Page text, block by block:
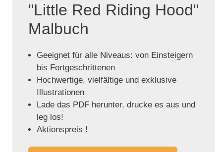
"Little Red Riding Hood"
Malbuch
Geeignet für alle Niveaus: von Einsteigern
bis Fortgeschrittenen
Hochwertige, vielfältige und exklusive
Illustrationen
Lade das PDF herunter, drucke es aus und
leg los!
Aktionspreis !